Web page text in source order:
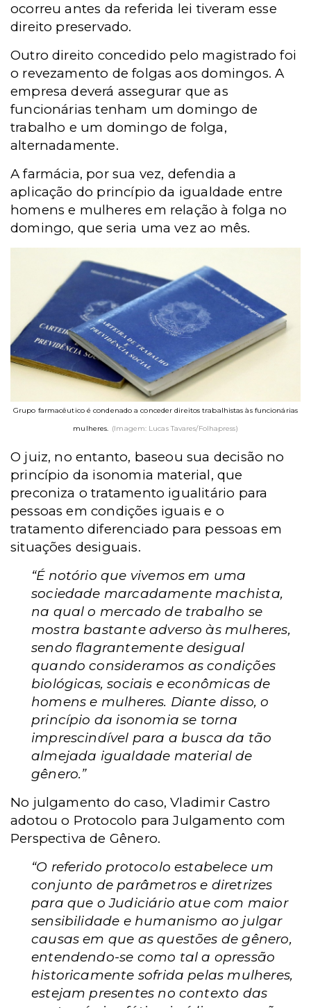
ocorreu antes da referida lei tiveram esse
direito preservado.
Outro direito concedido pelo magistrado foi
o revezamento de folgas aos domingos. A
empresa deverá assegurar que as
funcionárias tenham um domingo de
trabalho e um domingo de folga,
alternadamente.
A farmácia, por sua vez, defendia a
aplicação do princípio da igualdade entre
homens e mulheres em relação à folga no
domingo, que seria uma vez ao mês.
Grupo farmacêutico é condenado a conceder direitos trabalhistas às funcionárias
mulheres. (Imagem: Lucas Tavares/Folhapress)
O juiz, no entanto, baseou sua decisão no
princípio da isonomia material, que
preconiza o tratamento igualitário para
pessoas em condições iguais e o
tratamento diferenciado para pessoas em
situações desiguais.
“É notório que vivemos em uma
sociedade marcadamente machista,
na qual o mercado de trabalho se
mostra bastante adverso às mulheres,
sendo flagrantemente desigual
quando consideramos as condições
biológicas, sociais e econômicas de
homens e mulheres. Diante disso, o
princípio da isonomia se torna
imprescindível para a busca da tão
almejada igualdade material de
gênero.”
No julgamento do caso, Vladimir Castro
adotou o Protocolo para Julgamento com
Perspectiva de Gênero.
“O referido protocolo estabelece um
conjunto de parâmetros e diretrizes
para que o Judiciário atue com maior
sensibilidade e humanismo ao julgar
causas em que as questões de gênero,
entendendo-se como tal a opressão
historicamente sofrida pelas mulheres,
estejam presentes no contexto das